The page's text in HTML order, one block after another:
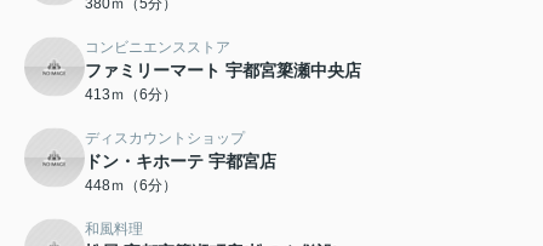
380ｍ（5分）
コンビニエンスストア
ファミリーマート 宇都宮簗瀬中央店
413ｍ（6分）
ディスカウントショップ
ドン・キホーテ 宇都宮店
448ｍ（6分）
和風料理